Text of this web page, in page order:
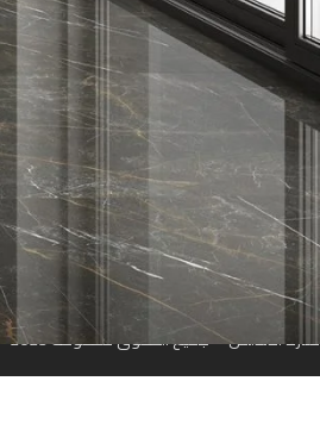
منارة الأندلس © جميع الحقوق محفوظة 2023